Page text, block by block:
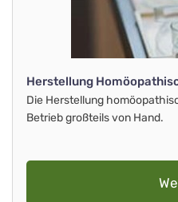
Herstellung
Die Herstellung
Betrieb großteils von Hand.